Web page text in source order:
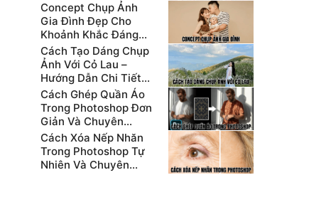
Concept Chụp Ảnh
Gia Đình Đẹp Cho
Khoảnh Khắc Đáng
Nhớ Nhất
Cách Tạo Dáng Chụp
Ảnh Với Cỏ Lau –
Hướng Dẫn Chi Tiết
Cho Người Mới
Cách Ghép Quần Áo
Trong Photoshop Đơn
Giản Và Chuyên
Nghiệp
Cách Xóa Nếp Nhăn
Trong Photoshop Tự
Nhiên Và Chuyên